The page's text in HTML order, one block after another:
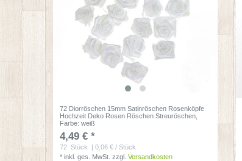
72 Diorröschen 15mm Satinröschen Rosenköpfe
Hochzeit Deko Rosen Röschen Streuröschen
Farbe: weiß
4,49 € *
72 Stück
| 0,06 € / Stück
*inkl. ges. MwSt. zzgl.Versandkosten